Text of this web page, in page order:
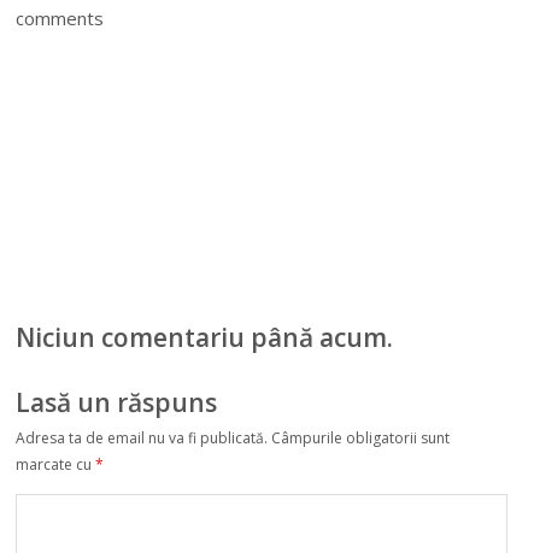
comments
Niciun comentariu până acum.
Lasă un răspuns
Adresa ta de email nu va fi publicată. Câmpurile obligatorii sunt
marcate cu*